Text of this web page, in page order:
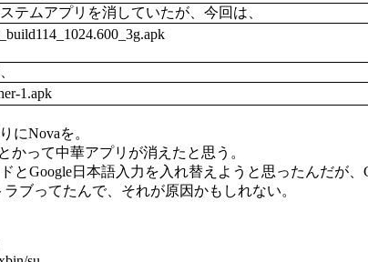
テムアプリを消していたが、今回は、
1.apk
にNovaを。
かって中華アプリが消えたと思う。
とGoogle日本語入力を入れ替えようと思ったんだが、
ブってたんで、それが原因かもしれない。